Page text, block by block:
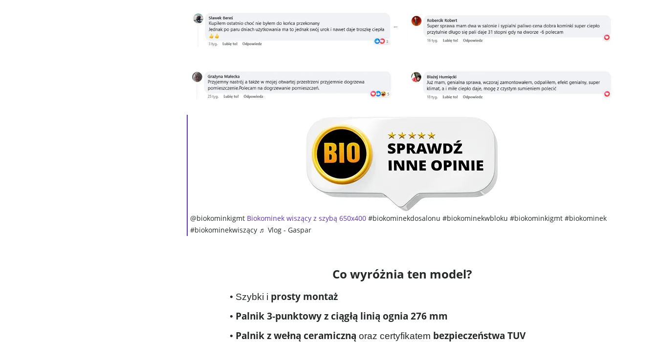
@biokominkigmt Biokominek wiszący z szybą 650x400 #biokominekdosalonu #biokominekwbloku #biokominkigmt #biokominek
#biokominekwiszący ♬ Vlog - Gaspar
Co wyróżnia ten model?
• Szybki i prosty montaż
• Palnik 3-punktowy z ciągłą linią ognia 276 mm
• Palnik z wełną ceramiczną oraz certyfikatem bezpieczeństwa TUV